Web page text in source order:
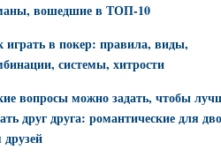
вошедшие в ТОП-10
играть в покер: правила, виды,
системы, хитрости
вопросы можно задать, чтобы
друг друга: романтические для
друзей